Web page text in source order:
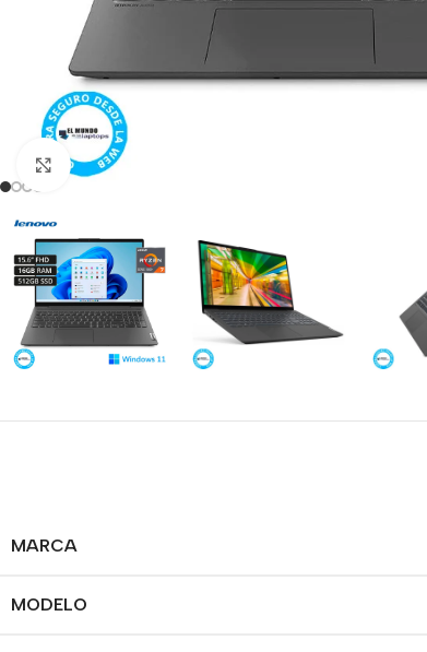
Click para agrandar
MARCA
MODELO